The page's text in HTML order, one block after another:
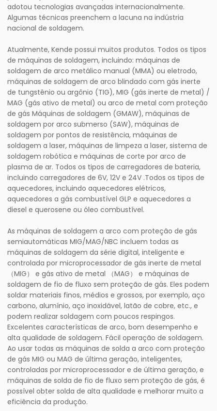
adotou tecnologias avançadas internacionalmente.
Algumas técnicas preenchem a lacuna na indústria
nacional de soldagem.
Atualmente, Kende possui muitos produtos. Todos os tipos
de máquinas de soldagem, incluindo: máquinas de
soldagem de arco metálico manual (MMA) ou eletrodo,
máquinas de soldagem de arco blindado com gás inerte
de tungstênio ou argônio (TIG), MIG (gás inerte de metal) /
MAG (gás ativo de metal) ou arco de metal com proteção
de gás Máquinas de soldagem (GMAW), máquinas de
soldagem por arco submerso (SAW), máquinas de
soldagem por pontos de resistência, máquinas de
soldagem a laser, máquinas de limpeza a laser, sistema de
soldagem robótica e máquinas de corte por arco de
plasma de ar. Todos os tipos de carregadores de bateria,
incluindo carregadores de 6V, 12V e 24V .Todos os tipos de
aquecedores, incluindo aquecedores elétricos,
aquecedores a gás combustível GLP e aquecedores a
diesel e querosene ou óleo combustível.
As máquinas de soldagem a arco com proteção de gás
semiautomáticas MIG/MAG/NBC incluem todas as
máquinas de soldagem da série digital, inteligente e
controlada por microprocessador de gás inerte de metal
（MIG） e gás ativo de metal （MAG） e máquinas de
soldagem de fio de fluxo sem proteção de gás. Eles podem
soldar materiais finos, médios e grossos, por exemplo, aço
carbono, alumínio, aço inoxidável, latão de cobre, etc., e
podem realizar soldagem com poucos respingos.
Excelentes características de arco, bom desempenho e
alta qualidade de soldagem. Fácil operação de soldagem.
Ao usar todas as máquinas de solda a arco com proteção
de gás MIG ou MAG de última geração, inteligentes,
controladas por microprocessador e de última geração, e
máquinas de solda de fio de fluxo sem proteção de gás, é
possível obter solda de alta qualidade e melhorar muito a
eficiência da produção.